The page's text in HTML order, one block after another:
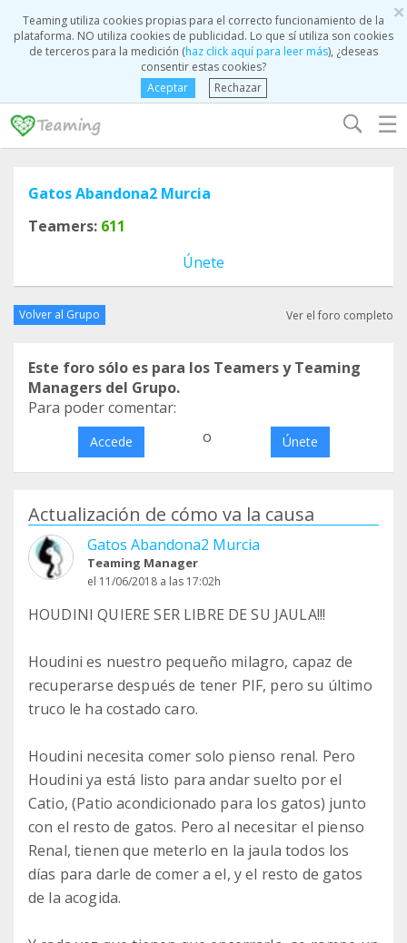
×
Teaming utiliza cookies propias para el correcto funcionamiento de la
plataforma. NO utiliza cookies de publicidad. Lo que sí utiliza son cookies
de terceros para la medición (haz click aquí para leer más), ¿deseas
consentir estas cookies?
Aceptar
Rechazar
☰
Gatos Abandona2 Murcia
Teamers: 611
Únete
Volver al Grupo Ver el foro completo
Este foro sólo es para los Teamers y Teaming
Managers del Grupo.
Para poder comentar:
Accede o Únete
Actualización de cómo va la causa
Gatos Abandona2 Murcia
Teaming Manager
el 11/06/2018 a las 17:02h
HOUDINI QUIERE SER LIBRE DE SU JAULA!!!
Houdini es nuestro pequeño milagro, capaz de
recuperarse después de tener PIF, pero su último
truco le ha costado caro.
Houdini necesita comer solo pienso renal. Pero
Houdini ya está listo para andar suelto por el
Catio, (Patio acondicionado para los gatos) junto
con el resto de gatos. Pero al necesitar el pienso
Renal, tienen que meterlo en la jaula todos los
días para darle de comer a el, y el resto de gatos
de la acogida.